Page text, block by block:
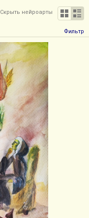
Скрыть нейроарты
Фильтр